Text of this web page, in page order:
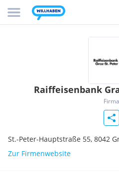
Raiffeisenbank
Firma
St.-Peter-Hauptstraße 55, 8042
Zur Firmenwebsite